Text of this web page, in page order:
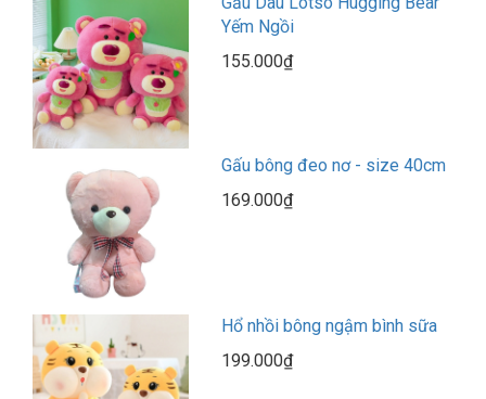
Yếm Ngồi
155.000₫
Gấu bông đeo nơ - size 40cm
169.000₫
Hổ nhồi bông ngậm bình sữa
199.000₫